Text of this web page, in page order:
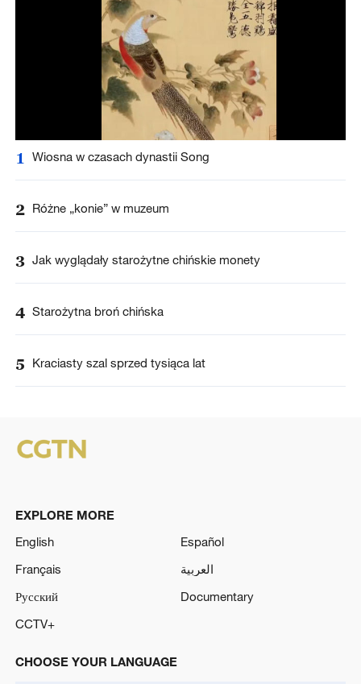
1 Wiosna w czasach dynastii Song
2 Różne „konie” w muzeum
3 Jak wyglądały starożytne chińskie monety
4 Starożytna broń chińska
5 Kraciasty szal sprzed tysiąca lat
EXPLORE MORE
English
Español
Français
العربية
Русский
Documentary
CCTV+
CHOOSE YOUR LANGUAGE